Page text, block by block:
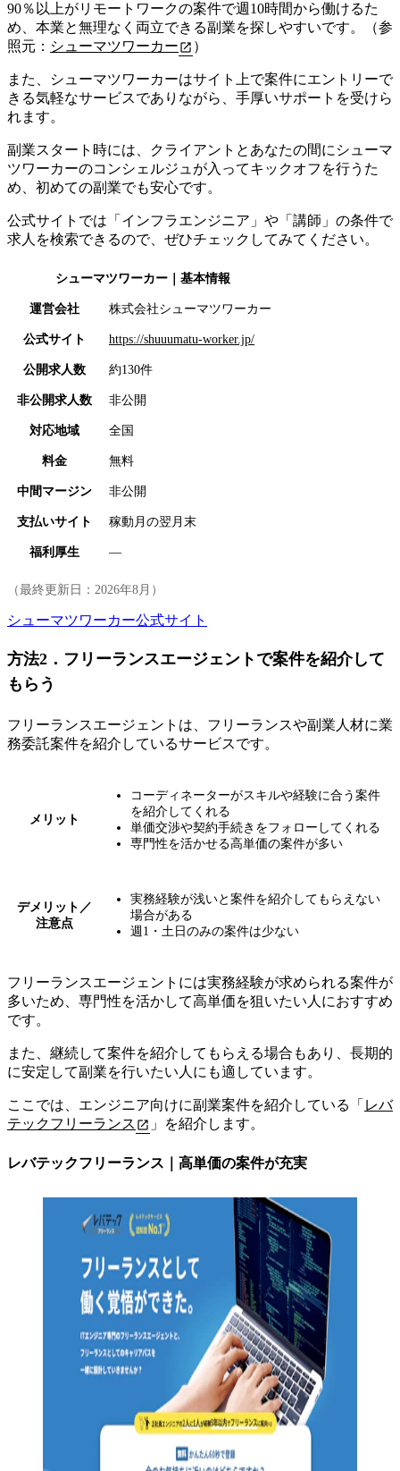
90％以上がリモートワークの案件で週10時間から働けるた
め、本業と無理なく両立できる副業を探しやすいです。（参
照元： シューマツワーカー ）
また、シューマツワーカーはサイト上で案件にエントリーで
きる気軽なサービスでありながら、手厚いサポートを受けら
れます。
副業スタート時には、クライアントとあなたの間にシューマ
ツワーカーのコンシェルジュが入ってキックオフを行うた
め、初めての副業でも安心です。
公式サイトでは「インフラエンジニア」や「講師」の条件で
求人を検索できるので、ぜひチェックしてみてください。
シューマツワーカー ｜基本情報
運営会社 株式会社シューマツワーカー
公式サイト https://shuuumatu-worker.jp/
公開求人数 約130件
非公開求人数 非公開
対応地域 全国
料金 無料
中間マージン 非公開
支払いサイト 稼動月の翌月末
福利厚生 ―
（最終更新日： 2026年8月 ）
シューマツワーカー公式サイト
方法2．フリーランスエージェントで案件を紹介して
もらう
フリーランスエージェントは、フリーランスや副業人材に業
務委託案件を紹介しているサービスです。
メリット
コーディネーターがスキルや経験に合う案件
を紹介してくれる
単価交渉や契約手続きをフォローしてくれる
専門性を活かせる高単価の案件が多い
デメリット／
注意点
実務経験が浅いと案件を紹介してもらえない
場合がある
週1・土日のみの案件は少ない
フリーランスエージェントには実務経験が求められる案件が
多いため、 専門性を活かして高単価を狙いたい人におすすめ
です。
また、継続して案件を紹介してもらえる場合もあり、長期的
に安定して副業を行いたい人にも適しています。
ここでは、エンジニア向けに副業案件を紹介している「 レバ
テックフリーランス
」を紹介します。
レバテックフリーランス｜高単価の案件が充実